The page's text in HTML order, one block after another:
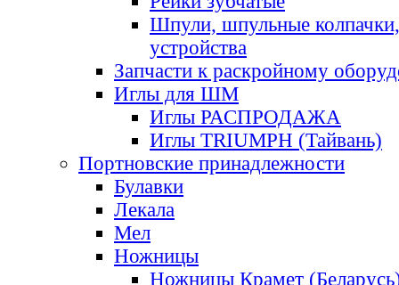
Шпули, шпульные
устройства
Запчасти к раскройному
Иглы для ШМ
Иглы РАСПРОДАЖА
Иглы TRIUMPH (Тайвань)
Портновские принадлежности
Булавки
Лекала
Мел
Ножницы
Ножницы Крамет